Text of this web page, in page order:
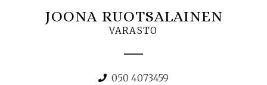
JOONA RUOTSALAINEN
VARASTO
050 4073459